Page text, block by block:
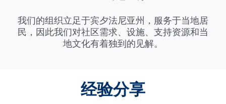
我们的组织立足于宾夕法尼亚州，服务于当地居
民，因此我们对社区需求、设施、支持资源和当
地文化有着独到的见解。
经验分享